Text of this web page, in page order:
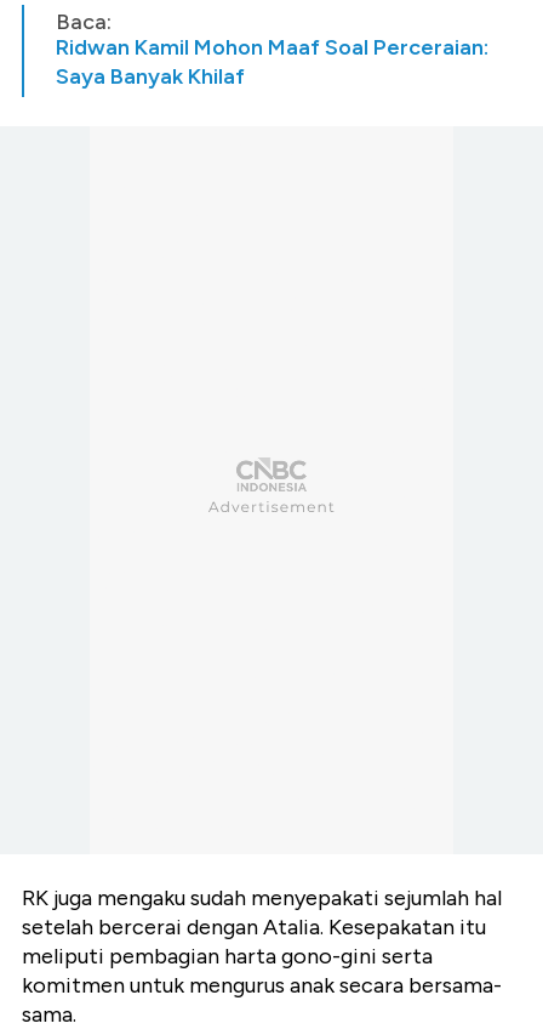
Baca:
Ridwan Kamil Mohon Maaf Soal Perceraian:
Saya Banyak Khilaf
RK juga mengaku sudah menyepakati sejumlah hal
setelah bercerai dengan Atalia. Kesepakatan itu
meliputi pembagian harta gono-gini serta
komitmen untuk mengurus anak secara bersama-
sama.